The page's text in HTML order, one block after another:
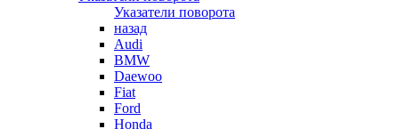
Указатели поворота
назад
Audi
BMW
Daewoo
Fiat
Ford
Honda